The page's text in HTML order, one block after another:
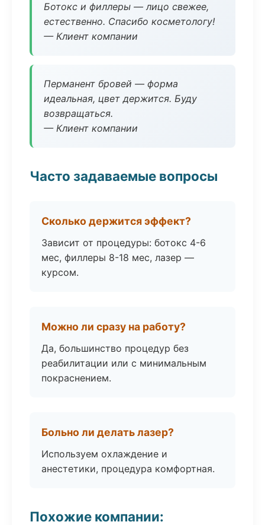
Ботокс и филлеры — лицо свежее,
естественно. Спасибо косметологу!
— Клиент компании
Перманент бровей — форма
идеальная, цвет держится. Буду
возвращаться.
— Клиент компании
Часто задаваемые вопросы
Сколько держится эффект?
Зависит от процедуры: ботокс 4-6
мес, филлеры 8-18 мес, лазер —
курсом.
Можно ли сразу на работу?
Да, большинство процедур без
реабилитации или с минимальным
покраснением.
Больно ли делать лазер?
Используем охлаждение и
анестетики, процедура комфортная.
Похожие компании: